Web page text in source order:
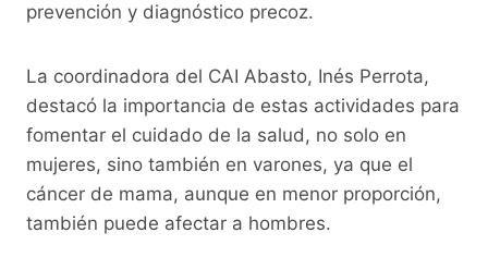
prevención y diagnóstico precoz.
La coordinadora del CAI Abasto, Inés Perrota,
destacó la importancia de estas actividades para
fomentar el cuidado de la salud, no solo en
mujeres, sino también en varones, ya que el
cáncer de mama, aunque en menor proporción,
también puede afectar a hombres.